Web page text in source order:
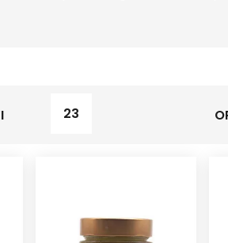
23